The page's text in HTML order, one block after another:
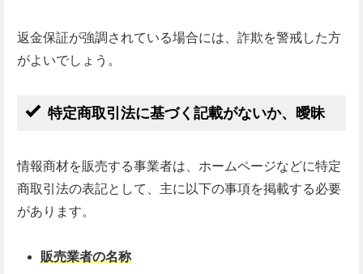
返金保証が強調されている場合には、詐欺を警戒した方
がよいでしょう。
特定商取引法に基づく記載がないか、曖昧
情報商材を販売する事業者は、ホームページなどに特定
商取引法の表記として、主に以下の事項を掲載する必要
があります。
販売業者の名称